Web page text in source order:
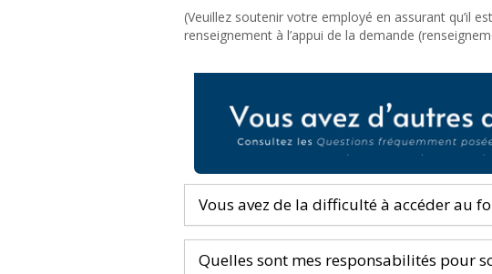
(Veuillez soutenir votre employé en assurant qu’il
renseignement à l’appui de la demande
Vous avez de la difficulté à accéder au
Quelles sont mes responsabilités pour